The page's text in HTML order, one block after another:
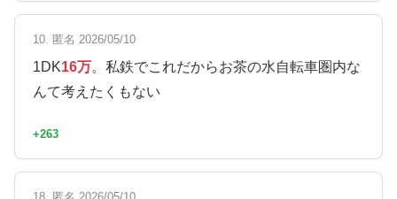
10. 匿名 2026/05/10
1DK16万。私鉄でこれだからお茶の水自転車圏内な
んて考えたくもない
+263